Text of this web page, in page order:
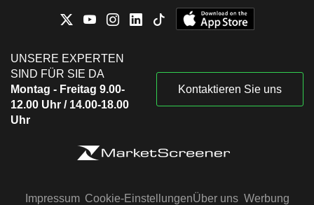
UNSERE EXPERTEN
SIND FÜR SIE DA
Montag - Freitag 9.00-
12.00 Uhr / 14.00-18.00
Uhr
Kontaktieren Sie uns
Impressum Cookie-EinstellungenÜber uns Werbung